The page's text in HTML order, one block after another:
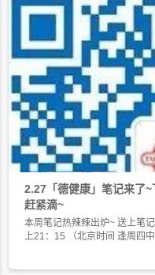
2.27「德健康」笔记来了~
赶紧滴~
本周笔记热辣辣出炉~ 送上笔
上21：15 （北京时间 逢周四